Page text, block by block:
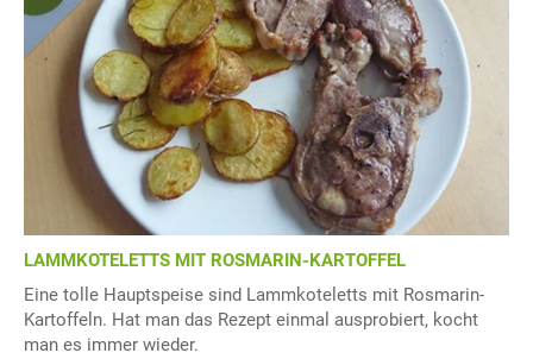
LAMMKOTELETTS MIT ROSMARIN-KARTOFFEL
Eine tolle Hauptspeise sind Lammkoteletts mit Rosmarin-
Kartoffeln. Hat man das Rezept einmal ausprobiert, kocht
man es immer wieder.